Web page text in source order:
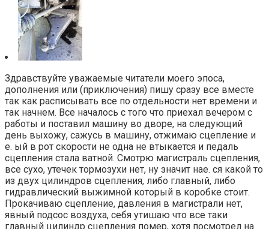
Здравствуйте уважаемые читатели моего эпоса,
дополнения или (приключения) пишу сразу все вместе
так как расписывать все по отдельности нет времени и
так начнем. Все началось с того что приехал вечером с
работы и поставил машину во дворе, на следующий
день выхожу, сажусь в машину, отжимаю сцепление и
е. ый в рот скорости не одна не втыкается и педаль
сцепления стала ватной. Смотрю магистраль сцепления,
все сухо, утечек тормозухи нет, ну значит нае. ся какой то
из двух цилиндров сцепления, либо главный, либо
гидравлический выжимной который в коробке стоит.
Прокачиваю сцепление, давления в магистрали нет,
явный подсос воздуха, себя утишаю что все таки
главный цилиндр сцепления помер, хотя посмотрел на